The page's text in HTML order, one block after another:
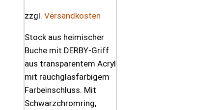
zzgl. Versandkosten
Stock aus heimischer
Buche mit DERBY-Griff
aus transparentem Acryl
mit rauchglasfarbigem
Farbeinschluss. Mit
Schwarzchromring,